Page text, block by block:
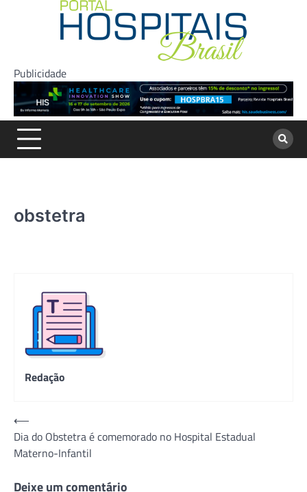
Publicidade
obstetra
Redação
Navegação
de
Post
⟵
Dia do Obstetra é comemorado no Hospital Estadual
Materno-Infantil
Deixe um comentário